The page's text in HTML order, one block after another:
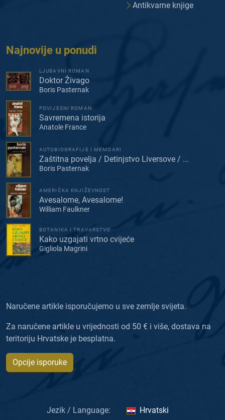
Antikvarne knjige
Najnovije u ponudi
LJUBAVNI ROMAN
Doktor Živago
Boris Pasternak
POVIJESNI ROMAN
Savremena istorija
Anatole France
AUTOBIOGRAFIJE I MEMOARI
Zaštitna povelja / Detinjstvo Liversove / ...
Boris Pasternak
AMERIČKA KNJIŽEVNOST
Avesalome, Avesalome!
William Faulkner
BOTANIKA I TRAVARSTVO
Kako uzgajati vrtno cvijeće
Gigliola Magrini
Naručene artikle isporučujemo u sve zemlje svijeta.
Za naručene artikle u vrijednosti od 50 € i više, dostava na
teritoriju Hrvatske je besplatna.
Opcije isporuke
Jezik / Language: Hrvatski